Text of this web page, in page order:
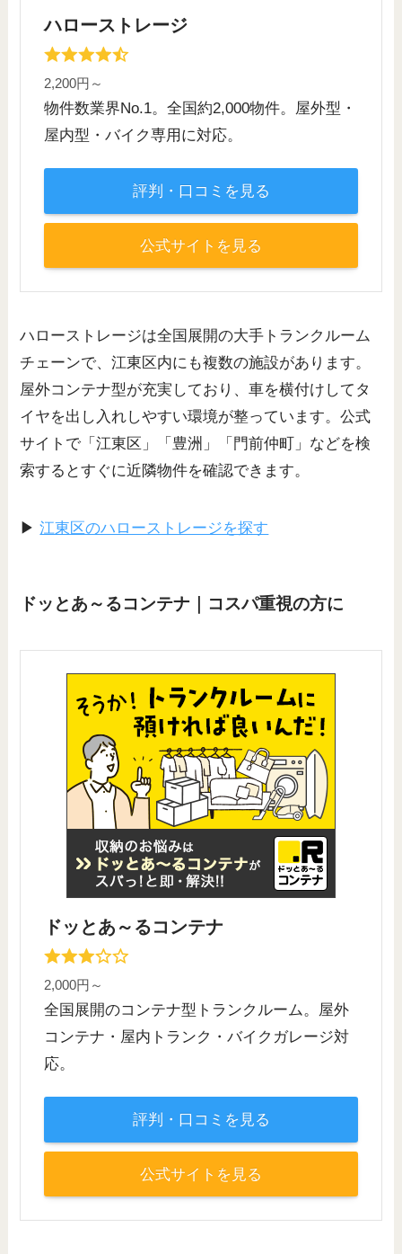
ハローストレージ
2,200円～
物件数業界No.1。全国約2,000物件。屋外型・
屋内型・バイク専用に対応。
評判・口コミを見る
公式サイトを見る
ハローストレージは全国展開の大手トランクルーム
チェーンで、江東区内にも複数の施設があります。
屋外コンテナ型が充実しており、車を横付けしてタ
イヤを出し入れしやすい環境が整っています。公式
サイトで「江東区」「豊洲」「門前仲町」などを検
索するとすぐに近隣物件を確認できます。
▶江東区のハローストレージを探す
ドッとあ～るコンテナ｜コスパ重視の方に
ドッとあ～るコンテナ
2,000円～
全国展開のコンテナ型トランクルーム。屋外
コンテナ・屋内トランク・バイクガレージ対
応。
評判・口コミを見る
公式サイトを見る